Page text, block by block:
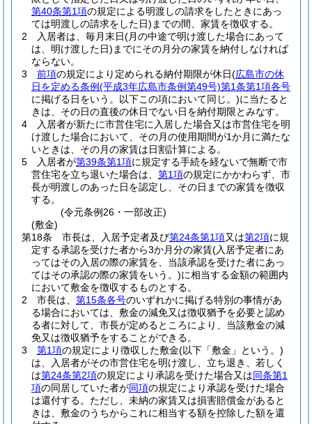
第40条第1項の規定による明渡しの請求をしたときにあっ
ては明渡しの請求をした日) までの間、家賃を徴収する。
2
入居者は、毎月末日(月の中途で明け渡した場合にあって
は、明け渡した日) までにその月分の家賃を納付しなければ
ならない。
3
前項の規定により定められる納付期限が休日(広島市の休
日を定める条例(平成3年広島市条例第49号)第1条第1項各号
に掲げる日をいう。以下この項において同じ。)に当たると
きは、その日の直後の休日でない日を納付期限とみなす。
4
入居者が新たに市営住宅に入居した場合又は市営住宅を明
け渡した場合において、その月の使用期間が1か月に満たな
いときは、その月の家賃は日割計算による。
5
入居者が第39条第1項に規定する手続を経ないで無断で市
営住宅を立ち退いた場合は、 第1項の規定にかかわらず、市
長が明渡しのあった日を認定し、その日までの家賃を徴収
する。
(令元条例26・一部改正)
(敷金)
第18条
市長は、入居予定者及び第24条第1項又は第2項に規
定する承認を受けた者から3か月分の家賃(入居予定者にあ
ってはその入居の際の家賃を、当該承認を受けた者にあっ
てはその承認の際の家賃をいう。)に相当する金額の範囲内
において敷金を徴収するものとする。
2
市長は、 第15条各号のいずれかに掲げる特別の事情があ
る場合においては、敷金の減免又は徴収猶予を必要と認め
る者に対して、市長が定めるところにより、当該敷金の減
免又は徴収猶予をすることができる。
3
第1項の規定により徴収した敷金(以下「敷金」という。)
は、入居者がその市営住宅を明け渡し、立ち退き、若しく
は第24条第2項の規定により承認を受けた場合又は同条第1
項の同居していた者が同項の規定により承認を受けた場合
は還付する。 ただし、未納の家賃又は損害賠償金があると
きは、敷金のうちからこれに相当する額を控除した額を還